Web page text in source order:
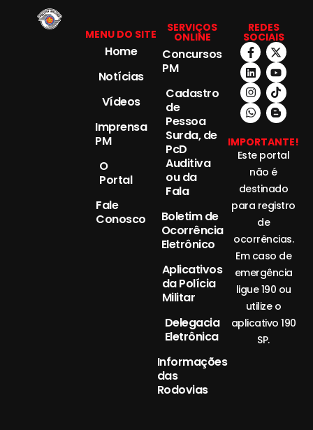
MENU DO SITE
Home
Notícias
Vídeos
Imprensa
PM
O
Portal
Fale
Conosco
SERVIÇOS
ONLINE
Concursos
PM
Cadastro
de
Pessoa
Surda, de
PcD
Auditiva
ou da
Fala
Boletim de
Ocorrência
Eletrônico
Aplicativos
da Polícia
Militar
Delegacia
Eletrônica
Informações
das
Rodovias
REDES
SOCIAIS
IMPORTANTE!
Este portal
não é
destinado
para registro
de
ocorrências.
Em caso de
emergência
ligue 190 ou
utilize o
aplicativo 190
SP.